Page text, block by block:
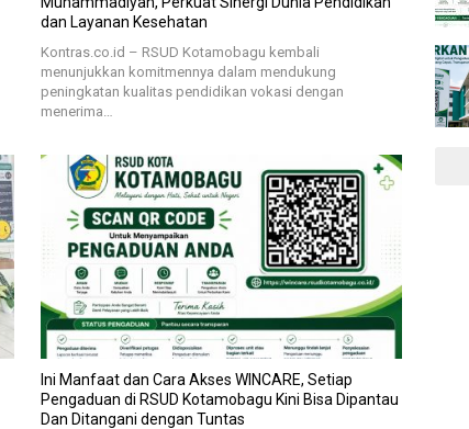
dan Layanan Kesehatan
Kontras.co.id – RSUD Kotamobagu kembali
menunjukkan komitmennya dalam mendukung
peningkatan kualitas pendidikan vokasi dengan
menerima…
Ini Manfaat dan Cara Akses WINCARE, Setiap
Pengaduan di RSUD Kotamobagu Kini Bisa Dipantau
Dan Ditangani dengan Tuntas